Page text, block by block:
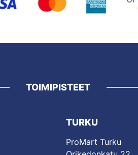
TOIMIPISTEET
TURKU
ProMart Turku